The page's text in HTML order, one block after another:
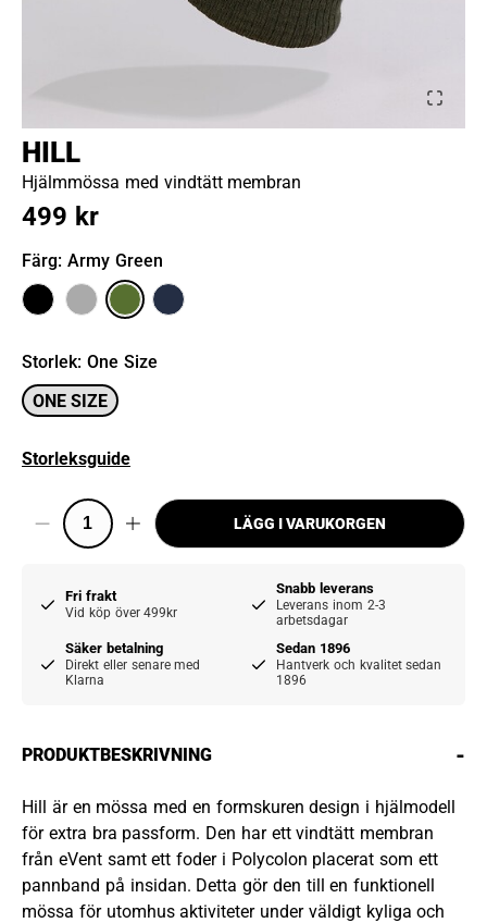
HILL
Hjälmmössa med vindtätt membran
499 kr
Färg: Army Green
Storlek: One Size
ONE SIZE
Storleksguide
LÄGG I VARUKORGEN
Fri frakt
Vid köp över 499kr
Snabb leverans
Leverans inom 2-3
arbetsdagar
Säker betalning
Direkt eller senare med
Klarna
Sedan 1896
Hantverk och kvalitet sedan
1896
PRODUKTBESKRIVNING -
Hill är en mössa med en formskuren design i hjälmodell
för extra bra passform. Den har ett vindtätt membran
från eVent samt ett foder i Polycolon placerat som ett
pannband på insidan. Detta gör den till en funktionell
mössa för utomhus aktiviteter under väldigt kyliga och